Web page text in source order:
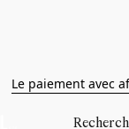
Le paiement avec